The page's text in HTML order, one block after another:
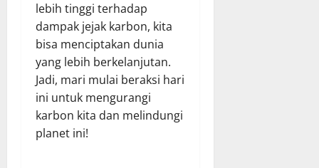
lebih tinggi terhadap
dampak jejak karbon, kita
bisa menciptakan dunia
yang lebih berkelanjutan.
Jadi, mari mulai beraksi hari
ini untuk mengurangi
karbon kita dan melindungi
planet ini!